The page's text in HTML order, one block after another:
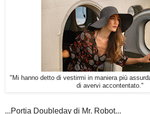
"Mi hanno detto di vestirmi in maniera più
di avervi accontentato."
...Portia Doubleday di Mr. Robot...